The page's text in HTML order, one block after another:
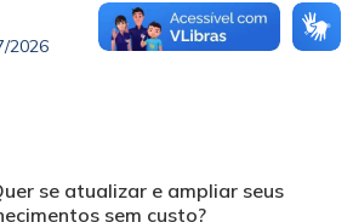
2026
se atualizar e ampliar seus
sem custo?